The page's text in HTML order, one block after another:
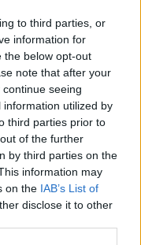
to third parties, or
information for
the below opt-out
note that after your
seeing
utilized by
third parties prior to
of the further
by third parties on the
information may
on the IAB’s List of
disclose it to other
przez firmy trzecie
żadnej
błędy.
korporacyjny 3000